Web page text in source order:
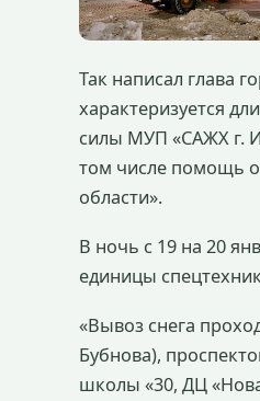
Так написал глава
характеризуется
силы МУП «САЖХ г.
том числе помощь
области».
В ночь с 19 на 20
единицы
«Вывоз снега
Бубнова),
школы «30, ДЦ